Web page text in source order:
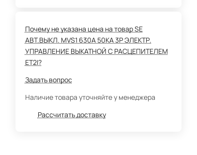
Почему не указана цена на товар SE
АВТ.ВЫКЛ. MVS1 630A 50KA 3P ЭЛЕКТР.
УПРАВЛЕНИЕ ВЫКАТНОЙ С РАСЦЕПИТЕЛЕМ
ET2I?
Задать вопрос
Наличие товара уточняйте у менеджера
Рассчитать доставку